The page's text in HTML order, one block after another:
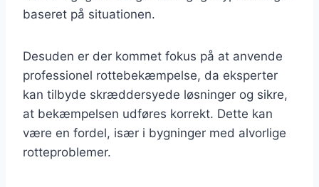
baseret på situationen.
Desuden er der kommet fokus på at anvende
professionel rottebekæmpelse, da eksperter
kan tilbyde skræddersyede løsninger og sikre,
at bekæmpelsen udføres korrekt. Dette kan
være en fordel, især i bygninger med alvorlige
rotteproblemer.